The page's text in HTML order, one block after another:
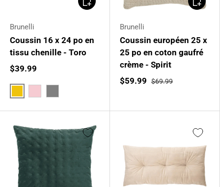
Brunelli
Coussin 16 x 24 po en
tissu chenille - Toro
$39.99
Brunelli
Coussin européen 25 x
25 po en coton gaufré
crème - Spirit
$59.99
$69.99